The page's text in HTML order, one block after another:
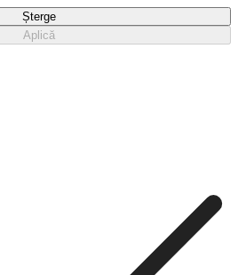
Șterge
Aplică